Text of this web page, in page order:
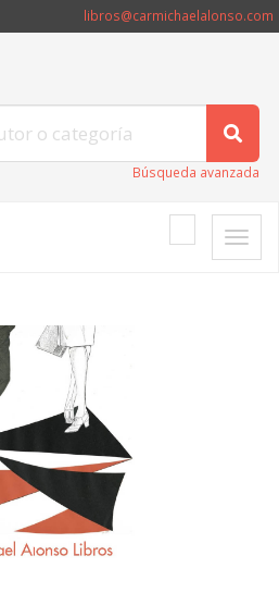
libros@carmichaelalonso.com
Búsqueda avanzada
Toggle